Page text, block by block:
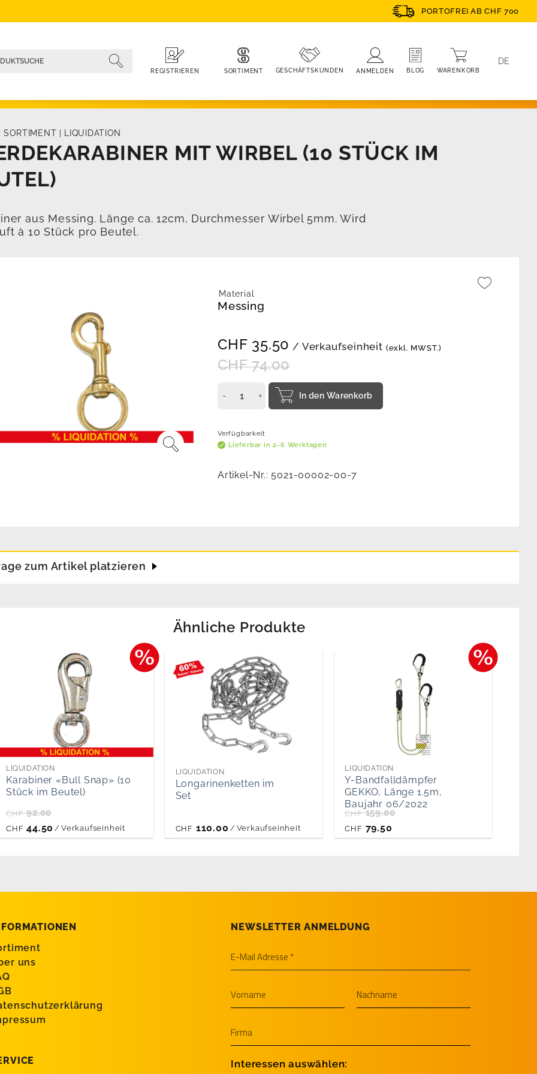
PORTOFREI AB CHF 700
REGISTRIEREN SORTIMENT GESCHÄFTSKUNDEN ANMELDEN BLOG WARENKORB
DE
SORTIMENT LIQUIDATION
MIT WIRBEL (10 STÜCK IM
aus Messing. Länge ca. 12cm, Durchmesser Wirbel 5mm. Wird
à 10 Stück pro Beutel.
Material
Messing
CHF 35.50 / Verkaufseinheit (exkl. MWST.)
CHF74.00
In den Warenkorb
Verfügbarkeit
Lieferbar in 2-6 Werktagen
Artikel-Nr.:5021-00002-00-7
zum Artikel platzieren
Ähnliche Produkte
LIQUIDATION
Karabiner «Bull Snap» (10
Stück im Beutel)
CHF92.00
CHF 44.50 / Verkaufseinheit
LIQUIDATION
Longarinenketten im
Set
CHF 110.00 / Verkaufseinheit
LIQUIDATION
Y-Bandfalldämpfer
GEKKO, Länge 1.5m,
Baujahr 06/2022
CHF159.00
CHF 79.50
uns
NEWSLETTER ANMELDUNG
Interessen auswählen: